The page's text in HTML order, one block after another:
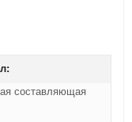
составляющая